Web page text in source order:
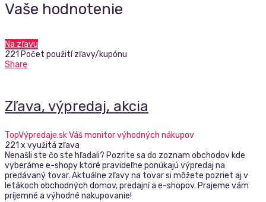
Vaše hodnotenie
Na zľavu
221 Počet použití zľavy/kupónu
Share
Zľava, výpredaj, akcia
TopVýpredaje.sk Váš monitor výhodných nákupov
221 x využitá zľava
Nenašli ste čo ste hľadali? Pozrite sa do zoznam obchodov kde
vyberáme e-shopy ktoré pravideľne ponúkajú výpredaj na
predávaný tovar. Aktuálne zľavy na tovar si môžete pozriet aj v
letákoch obchodných domov, predajní a e-shopov. Prajeme vám
príjemné a výhodné nakupovanie!